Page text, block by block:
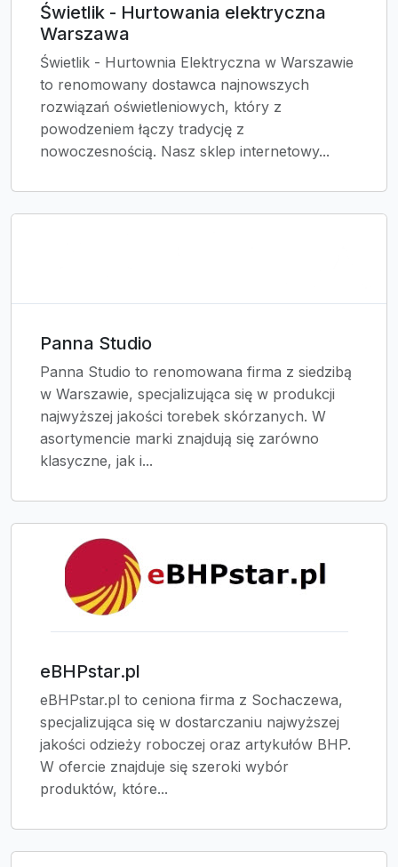
Świetlik - Hurtowania elektryczna
Warszawa
Świetlik - Hurtownia Elektryczna w Warszawie
to renomowany dostawca najnowszych
rozwiązań oświetleniowych, który z
powodzeniem łączy tradycję z
nowoczesnością. Nasz sklep internetowy...
Panna Studio
Panna Studio to renomowana firma z siedzibą
w Warszawie, specjalizująca się w produkcji
najwyższej jakości torebek skórzanych. W
asortymencie marki znajdują się zarówno
klasyczne, jak i...
eBHPstar.pl
eBHPstar.pl to ceniona firma z Sochaczewa,
specjalizująca się w dostarczaniu najwyższej
jakości odzieży roboczej oraz artykułów BHP.
W ofercie znajduje się szeroki wybór
produktów, które...